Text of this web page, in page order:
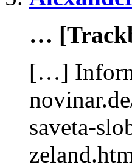
…
[…]
saveta-